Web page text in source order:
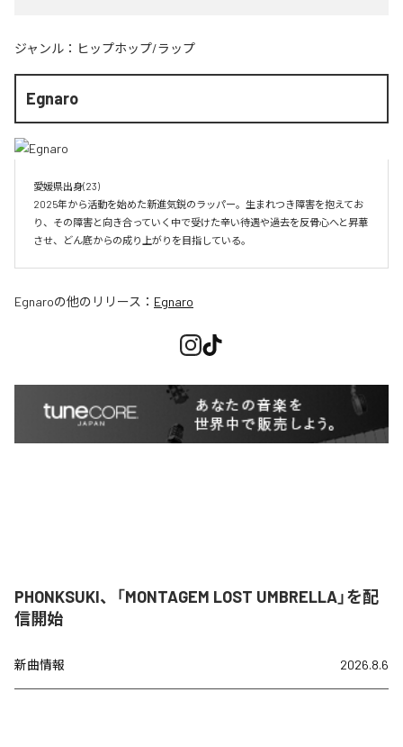
ジャンル： ヒップホップ/ラップ
Egnaro
愛媛県出身(23)
2025年から活動を始めた新進気鋭のラッパー。生まれつき障害を抱えてお
り、その障害と向き合っていく中で受けた辛い待遇や過去を反骨心へと昇華
させ、どん底からの成り上がりを目指している。
Egnaroの他のリリース： Egnaro
PHONKSUKI、「MONTAGEM LOST UMBRELLA」を配
信開始
新曲情報 2026.8.6